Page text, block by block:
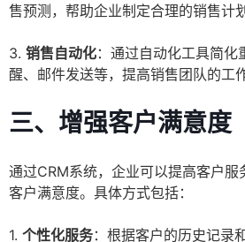
售预测，帮助企业制定合理的销售计划
3. 销售自动化：通过自动化工具简化
醒、邮件发送等，提高销售团队的工
三、增强客户满意度
通过CRM系统，企业可以提高客户服
客户满意度。具体方式包括：
1. 个性化服务：根据客户的历史记录